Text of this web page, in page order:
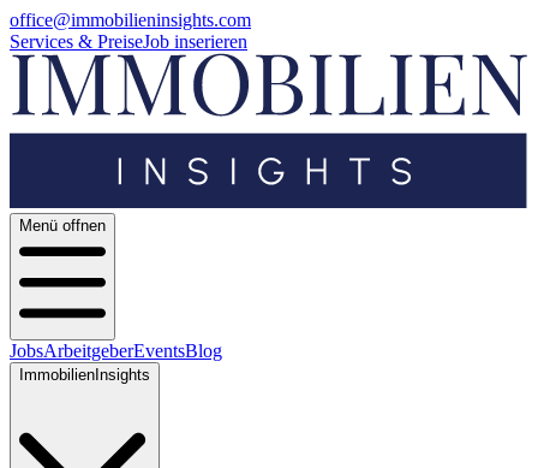
office@immobilieninsights.com
Services & PreiseJob inserieren
Menü offnen
JobsArbeitgeberEventsBlog
ImmobilienInsights